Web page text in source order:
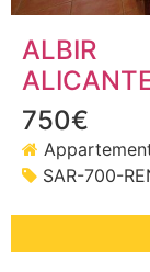
ALBIR
750€
SAR-700-